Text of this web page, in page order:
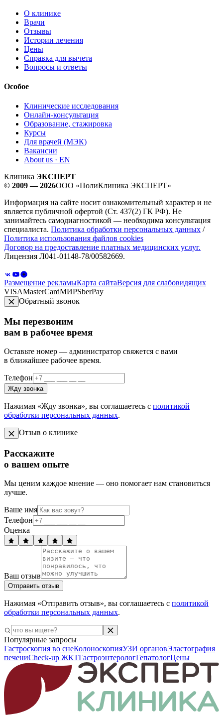
О клинике
Врачи
Отзывы
Истории лечения
Цены
Справка для вычета
Вопросы и ответы
Особое
Клинические исследования
Онлайн-консультация
Образование, стажировка
Курсы
Для врачей (МЭК)
Вакансии
About us · EN
Клиника ЭКСПЕРТ
© 2009 — 2026ООО «ПолиКлиника ЭКСПЕРТ»
Информация на сайте носит ознакомительный характер и не
является публичной офертой (Ст. 437(2) ГК РФ). Не
занимайтесь самодиагностикой — необходима консультация
специалиста. Политика обработки персональных данных /
Политика использования файлов cookies
Договор на предоставление платных медицинских услуг.
Лицензия Л041-01148-78/00582669.
Размещение рекламыКарта сайтаВерсия для слабовидящих
VISAMasterCardМИРSberPay
Обратный звонок
Мы перезвоним
вам в рабочее время
Оставьте номер — администратор свяжется с вами
в ближайшее рабочее время.
Телефон
Жду звонка
Нажимая «Жду звонка», вы соглашаетесь с политикой
обработки персональных данных.
Отзыв о клинике
Расскажите
о вашем опыте
Мы ценим каждое мнение — оно помогает нам становиться
лучше.
Ваше имя
Телефон
Оценка
Ваш отзыв
Отправить отзыв
Нажимая «Отправить отзыв», вы соглашаетесь с политикой
обработки персональных данных.
Популярные запросы
Гастроскопия во снеКолоноскопияУЗИ органовЭластография
печениCheck-up ЖКТГастроэнтерологГепатологЦены